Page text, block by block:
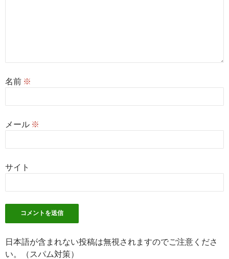
名前 ※
メール ※
サイト
日本語が含まれない投稿は無視されますのでご注意くださ
い。（スパム対策）